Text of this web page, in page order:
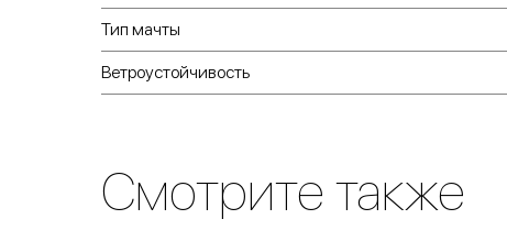
Тип мачты
Ветроустойчивость
Смотрите также